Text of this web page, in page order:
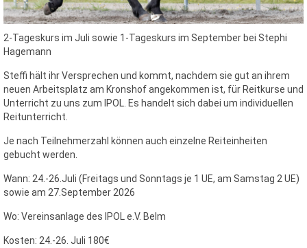
2-Tageskurs im Juli sowie 1-Tageskurs im September bei Stephi
Hagemann
Steffi hält ihr Versprechen und kommt, nachdem sie gut an ihrem
neuen Arbeitsplatz am Kronshof angekommen ist, für Reitkurse und
Unterricht zu uns zum IPOL. Es handelt sich dabei um individuellen
Reitunterricht.
Je nach Teilnehmerzahl können auch einzelne Reiteinheiten
gebucht werden.
Wann: 24.-26.Juli (Freitags und Sonntags je 1 UE, am Samstag 2 UE)
sowie am 27.September 2026
Wo: Vereinsanlage des IPOL e.V. Belm
Kosten: 24.-26. Juli 180€